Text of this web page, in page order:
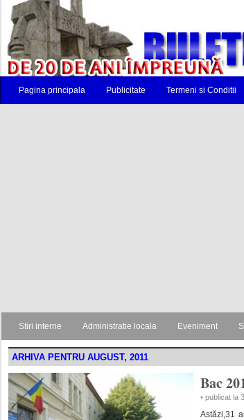
Pagina principala Publicitate Termeni si Conditii
Stiri interne Administratie locala Eveniment
ARHIVA PENTRU AUGUST, 2011
Bac
• publicat la
Astăzi,31